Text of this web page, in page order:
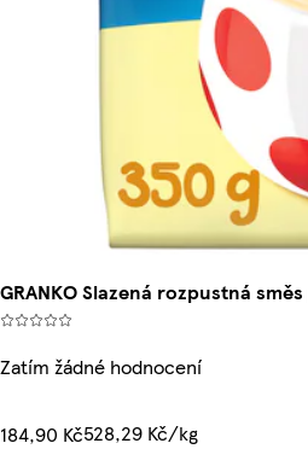
GRANKO Slazená rozpustná
Zatím žádné hodnocení
184,90 Kč528,29 Kč/kg